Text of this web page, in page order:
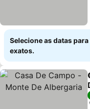
Selecione as datas
exatos.